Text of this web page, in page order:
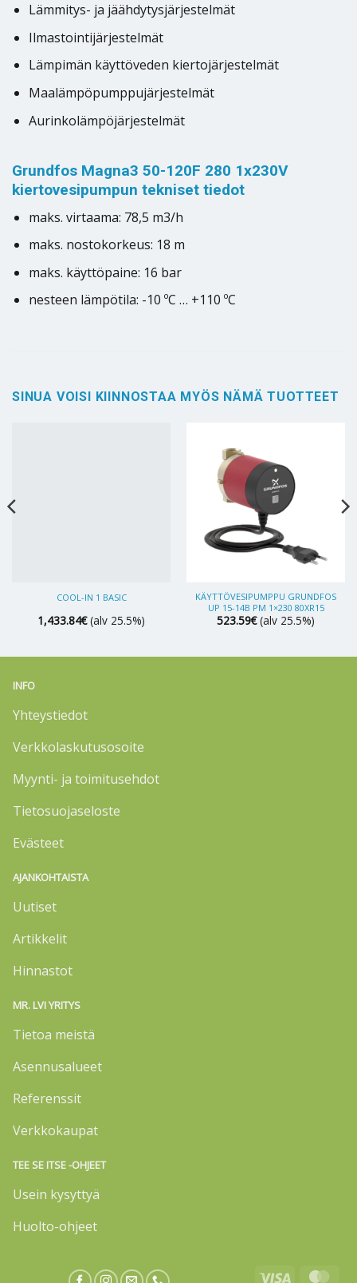
Lämmitys- ja jäähdytysjärjestelmät
Ilmastointijärjestelmät
Lämpimän käyttöveden kiertojärjestelmät
Maalämpöpumppujärjestelmät
Aurinkolämpöjärjestelmät
Grundfos Magna3 50-120F 280 1x230V
kiertovesipumpun tekniset tiedot
maks. virtaama: 78,5 m3/h
maks. nostokorkeus: 18 m
maks. käyttöpaine: 16 bar
nesteen lämpötila: -10 ºC … +110 ºC
SINUA VOISI KIINNOSTAA MYÖS NÄMÄ TUOTTEET
COOL-IN 1 BASIC
1,433.84€ (alv 25.5%)
KÄYTTÖVESIPUMPPU GRUNDFOS
UP 15-14B PM 1×230 80XR15
523.59€ (alv 25.5%)
INFO
Yhteystiedot
Verkkolaskutusosoite
Myynti- ja toimitusehdot
Tietosuojaseloste
Evästeet
AJANKOHTAISTA
Uutiset
Artikkelit
Hinnastot
MR. LVI YRITYS
Tietoa meistä
Asennusalueet
Referenssit
Verkkokaupat
TEE SE ITSE -OHJEET
Usein kysyttyä
Huolto-ohjeet
Visa